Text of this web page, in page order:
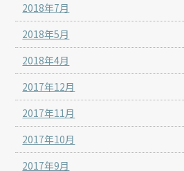
2018年7月
2018年5月
2018年4月
2017年12月
2017年11月
2017年10月
2017年9月